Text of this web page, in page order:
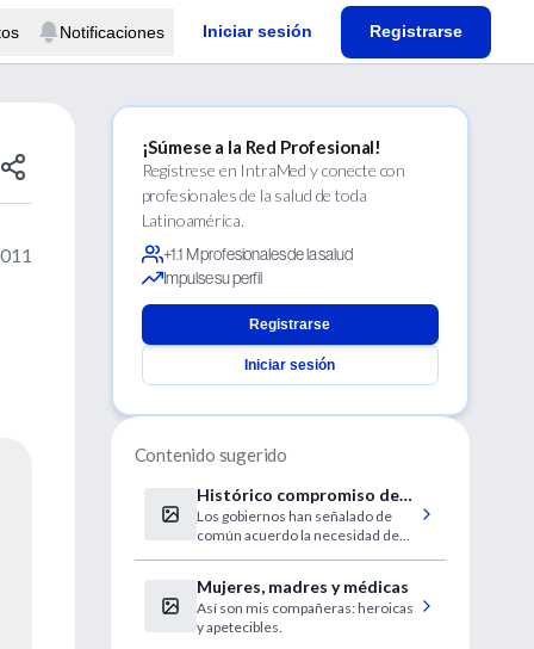
Notificaciones Iniciar sesión Registrarse
¡Súmese a la Red Profesional!
Regístrese en IntraMed y conecte con
profesionales de la salud de toda
Latinoamérica.
+1.1 M profesionales de la salud
Impulse su perfil
Registrarse
Iniciar sesión
Contenido sugerido
Histórico compromiso de
lucha contra las E.N.T.
Los gobiernos han señalado de
común acuerdo la necesidad de
sus factores de riesgo.
Mujeres, madres y médicas
Así son mis compañeras: heroicas
y apetecibles.